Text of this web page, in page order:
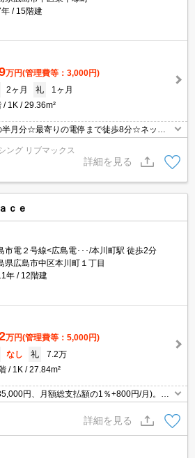
15階建
万円(管理費等：3,000円)
2ヶ月 礼
1ヶ月
1K 29.36m²
月分☆最寄りの電停まで徒歩8分☆ネット
宅配ボックス☆都市ガスで光熱費節約☆浴
など人気の室内設備あり☆２口コンロのシ
スーパーやコンビニがあり住環境良好☆彡
ング リブマックス
詳細を見る
ｃｅ
市電２号線<広島電･･･/本川町駅 徒歩2分
県広島市中区本川町１丁目
年
12階建
万円(管理費等：5,000円)
なし 礼
7.2万
1K 27.84m²
円、月額総支払額の1％+800円/月)。追
ックスあり。エレベーターあり。角部屋。
詳細を見る